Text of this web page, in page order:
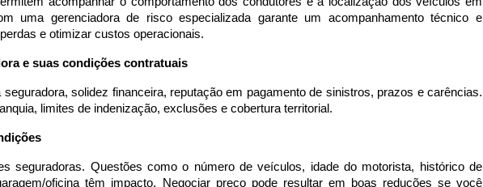
uma gerenciadora de risco especializada garante um acompanhamento técnico e
e otimizar custos operacionais.
e suas condições contratuais
solidez financeira, reputação em pagamento de sinistros, prazos e carências.
limites de indenização, exclusões e cobertura territorial.
seguradoras. Questões como o número de veículos, idade do motorista, histórico de
oficina têm impacto. Negociar preço pode resultar em boas reduções se você